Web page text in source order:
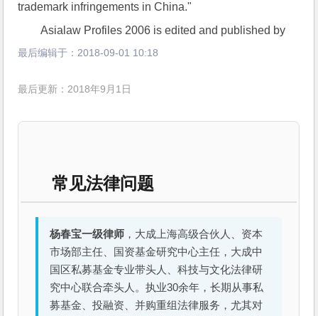
trademark infringements in China."
Asialaw Profiles 2006 is edited and published by
最后编辑于： 2018-09-01 10:18
最后更新：2018年9月1日
常见法律问题
杨春宝一级律师 ，大成上海高级合伙人、资本
市场部主任、国资基金研究中心主任，大成中
国区私募基金专业带头人、科技与文化法律研
究中心联合牵头人。执业30余年，长期从事私
募基金、投融资、并购重组法律服务，尤其对